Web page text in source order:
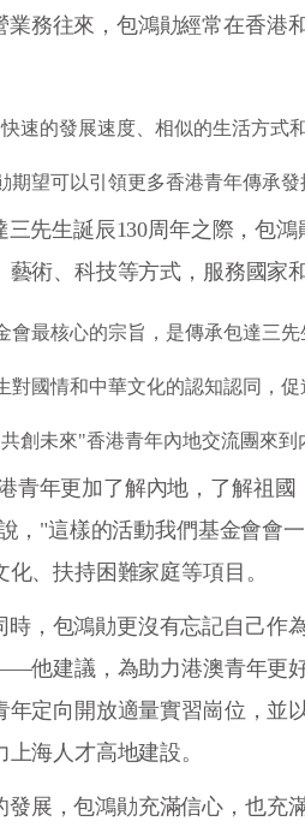
業務往來，包鴻勛經常在香港
速的發展速度、相似的生活方式
期望可以引領更多香港青年傳承
三先生誕辰130周年之際，包
藝術、科技等方式，服務國家
會最核心的宗旨，是傳承包達三
對國情和中華文化的認知認同，
創未來"香港青年內地交流團來
青年更加了解內地，了解祖
，"這樣的活動我們基金會會
、扶持困難家庭等項目。
時，包鴻勛更沒有忘記自己作
他建議，為助力港澳青年更
年定向開放適量實習崗位，並
海人才高地建設。
發展，包鴻勛充滿信心，也充